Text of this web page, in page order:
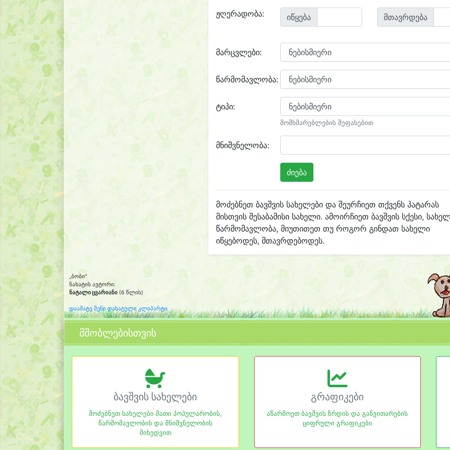
ჟღერადობა: იწყება მთავრდება
მარცვლები:
წარმომავლობა:
ტიპი:
მომხმარებლების შეფასებით
მნიშვნელობა:
მოძებნეთ ბავშვის სახელები და შეურჩიეთ თქვენს პატარას
მისთვის შესაბამისი სახელი. ამოირჩიეთ ბავშვის სქესი,
წარმომავლობა, მიუთითეთ თუ როგორ გინდათ სახელი
იწყებოდეს, მთავრდებოდეს.
„ბობი“
ნახატის ავტორი:
ნატალი ცვარიანი (6 წლის)
დაამატე შენი დახატული კლიპარტი
მშობლებისთვის
ბავშვის სახელები
მოძებნეთ სახელები მათი პოპულარობის,
წარმომავლობის და მნიშვნელობის
მიხედვით
გრაფიკები
აწარმოეთ ბავშვის ზრდის და განვითარების
ციფრული გრაფიკები